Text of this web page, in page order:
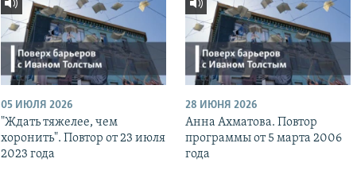
05 ИЮЛЯ 2026
"Ждать тяжелее, чем
хоронить". Повтор от 23 июля
2023 года
28 ИЮНЯ 2026
Анна Ахматова. Повтор
программы от 5 марта 2006
года